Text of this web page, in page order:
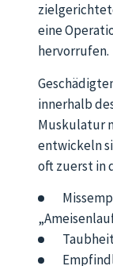
eine
hervorrufen.
innerhalb
Muskulatur
entwickeln
oft zuerst in